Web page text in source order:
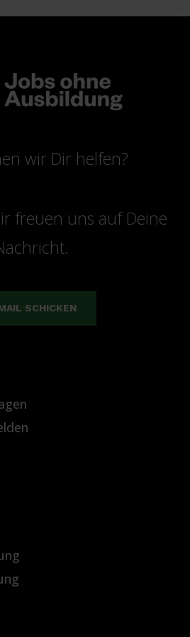
wir Dir helfen?
freuen uns auf Deine
SCHICKEN